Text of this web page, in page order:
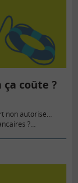
coûte ?
non autorisé…
?…